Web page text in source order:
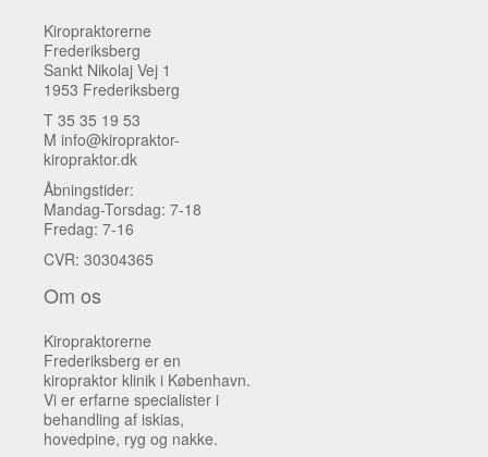
Kiropraktorerne
Frederiksberg
Sankt Nikolaj Vej 1
1953 Frederiksberg
T 35 35 19 53
M info@kiropraktor-
kiropraktor.dk
Åbningstider:
Mandag-Torsdag: 7-18
Fredag: 7-16
CVR: 30304365
Om os
Kiropraktorerne
Frederiksberg er en
kiropraktor klinik i København.
Vi er erfarne specialister i
behandling af iskias,
hovedpine, ryg og nakke.